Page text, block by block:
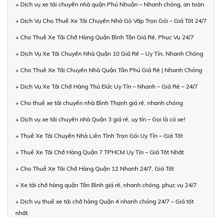
+ Dịch vụ xe tải chuyển nhà quận Phú Nhuận – Nhanh chóng, an toàn
+ Dịch Vụ Cho Thuê Xe Tải Chuyển Nhà Gò Vấp Trọn Gói – Giá Tốt 24/7
+ Cho Thuê Xe Tải Chở Hàng Quận Bình Tân Giá Rẻ, Phục Vụ 24/7
+ Dịch Vụ Xe Tải Chuyển Nhà Quận 10 Giá Rẻ – Uy Tín, Nhanh Chóng
+ Cho Thuê Xe Tải Chuyển Nhà Quận Tân Phú Giá Rẻ | Nhanh Chóng
+ Dịch Vụ Xe Tải Chở Hàng Thủ Đức Uy Tín – Nhanh – Giá Rẻ – 24/7
+ Cho thuê xe tải chuyển nhà Bình Thạnh giá rẻ, nhanh chóng
+ Dịch vụ xe tải chuyển nhà Quận 3 giá rẻ, uy tín – Gọi là có xe!
+ Thuê Xe Tải Chuyển Nhà Liên Tỉnh Trọn Gói Uy Tín – Giá Tốt
+ Thuê Xe Tải Chở Hàng Quận 7 TPHCM Uy Tín – Giá Tốt Nhất
+ Cho Thuê Xe Tải Chở Hàng Quận 12 Nhanh 24/7, Giá Tốt
+ Xe tải chở hàng quận Tân Bình giá rẻ, nhanh chóng, phục vụ 24/7
+ Dịch vụ thuê xe tải chở hàng Quận 4 nhanh chóng 24/7 – Giá tốt
nhất